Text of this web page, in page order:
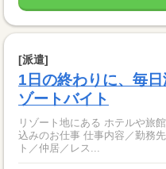
[派遣]
1日の終わりに、毎
ゾートバイト
リゾート地にある ホテルや旅
込みのお仕事 仕事内容／勤務
ト／仲居／レス...